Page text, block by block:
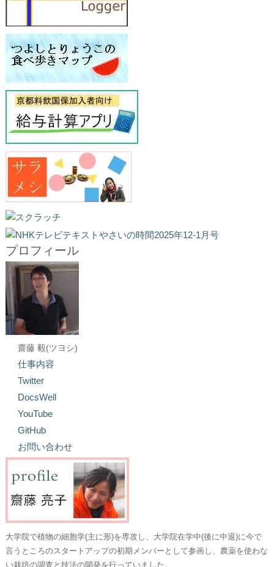
プロフィール
齋藤 毅(ツヨシ)
仕事内容
Twitter
DocsWell
YouTube
GitHub
お問い合わせ
大学院で植物の細胞学(主に形)を専攻し、大学院在学中(後に中退)に今で
言うところのスタートアップの初期メンバーとして参画し、農薬を使わな